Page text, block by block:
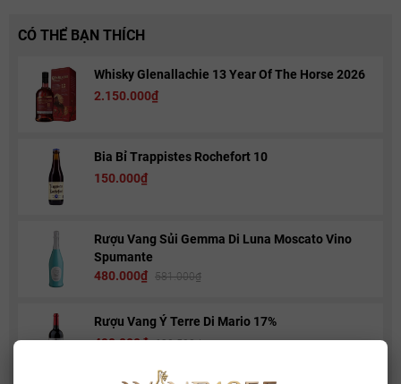
CÓ THỂ BẠN THÍCH
Whisky Glenallachie 13 Year Of The Horse 2026
2.150.000₫
Bia Bỉ Trappistes Rochefort 10
150.000₫
Rượu Vang Sủi Gemma Di Luna Moscato Vino
Spumante
480.000₫ 581.000₫
Rượu Vang Ý Terre Di Mario 17%
490.000₫ 632.500₫